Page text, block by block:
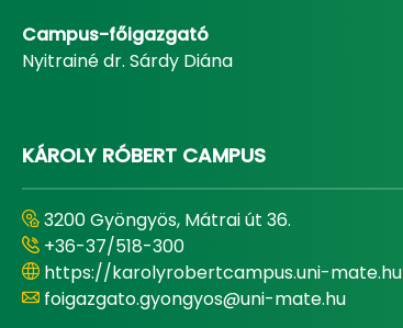
Campus-főigazgató
Nyitrainé dr. Sárdy Diána
KÁROLY RÓBERT CAMPUS
3200 Gyöngyös, Mátrai út 36.
+36-37/518-300
https://karolyrobertcampus.uni-mate.hu
foigazgato.gyongyos@uni-mate.hu